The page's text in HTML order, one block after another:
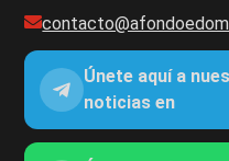
Únete aquí a
noticias en